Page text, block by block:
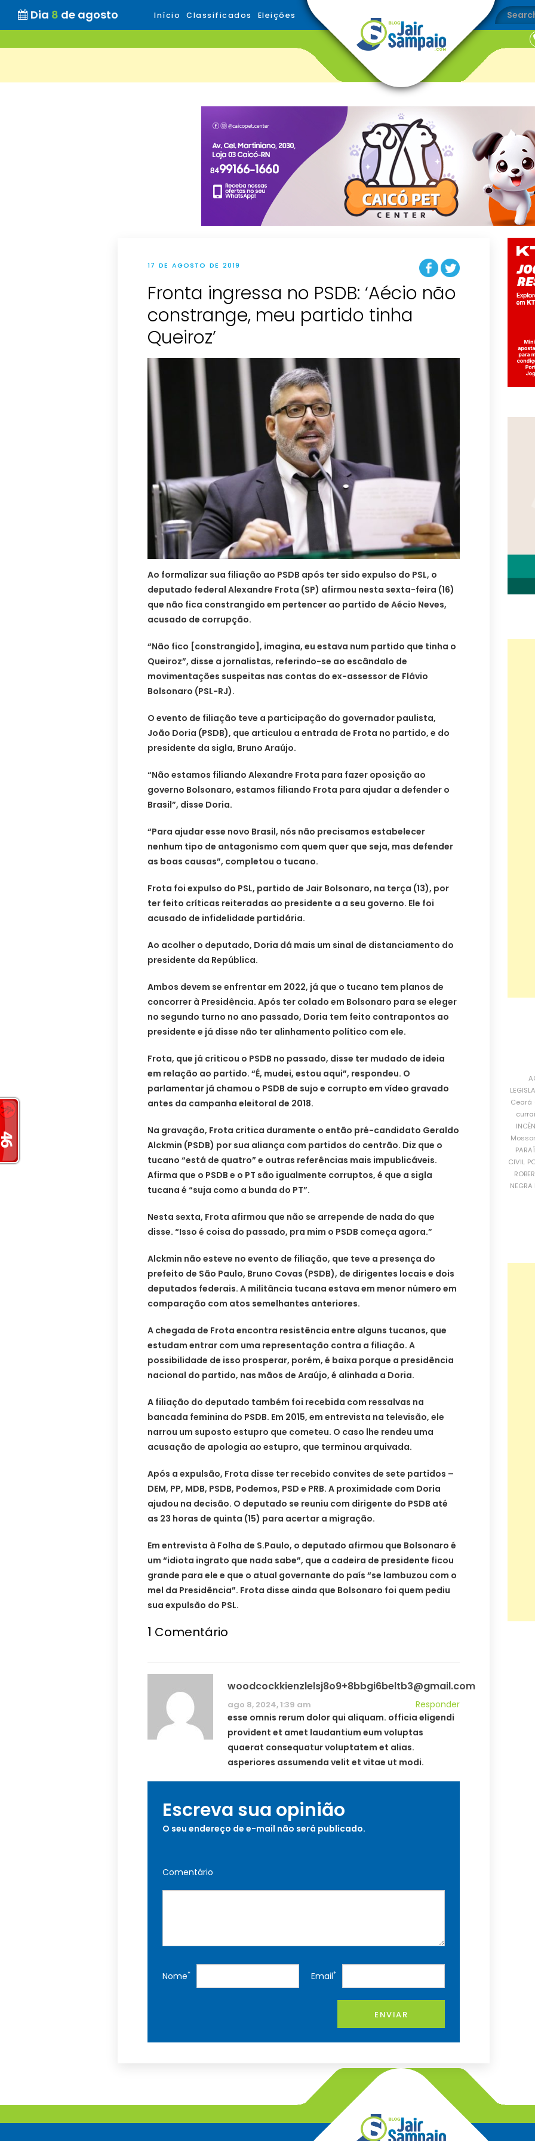
Dia 8 de agosto Início Classificados Eleições
17 DE AGOSTO DE 2019
Fronta ingressa no PSDB: ‘Aécio não
constrange, meu partido tinha
Queiroz’
Ao formalizar sua filiação ao PSDB após ter sido expulso do PSL, o
deputado federal Alexandre Frota (SP) afirmou nesta sexta-feira (16)
que não fica constrangido em pertencer ao partido de Aécio Neves,
acusado de corrupção.
“Não fico [constrangido], imagina, eu estava num partido que tinha o
Queiroz”, disse a jornalistas, referindo-se ao escândalo de
movimentações suspeitas nas contas do ex-assessor de Flávio
Bolsonaro (PSL-RJ).
O evento de filiação teve a participação do governador paulista,
João Doria (PSDB), que articulou a entrada de Frota no partido, e do
presidente da sigla, Bruno Araújo.
“Não estamos filiando Alexandre Frota para fazer oposição ao
governo Bolsonaro, estamos filiando Frota para ajudar a defender o
Brasil”, disse Doria.
“Para ajudar esse novo Brasil, nós não precisamos estabelecer
nenhum tipo de antagonismo com quem quer que seja, mas defender
as boas causas”, completou o tucano.
Frota foi expulso do PSL, partido de Jair Bolsonaro, na terça (13), por
ter feito críticas reiteradas ao presidente a a seu governo. Ele foi
acusado de infidelidade partidária.
Ao acolher o deputado, Doria dá mais um sinal de distanciamento do
presidente da República.
Ambos devem se enfrentar em 2022, já que o tucano tem planos de
concorrer à Presidência. Após ter colado em Bolsonaro para se eleger
no segundo turno no ano passado, Doria tem feito contrapontos ao
presidente e já disse não ter alinhamento político com ele.
Frota, que já criticou o PSDB no passado, disse ter mudado de ideia
em relação ao partido. “É, mudei, estou aqui”, respondeu. O
parlamentar já chamou o PSDB de sujo e corrupto em vídeo gravado
antes da campanha eleitoral de 2018.
Na gravação, Frota critica duramente o então pré-candidato Geraldo
Alckmin (PSDB) por sua aliança com partidos do centrão. Diz que o
tucano “está de quatro” e outras referências mais impublicáveis.
Afirma que o PSDB e o PT são igualmente corruptos, é que a sigla
tucana é “suja como a bunda do PT”.
Nesta sexta, Frota afirmou que não se arrepende de nada do que
disse. “Isso é coisa do passado, pra mim o PSDB começa agora.”
Alckmin não esteve no evento de filiação, que teve a presença do
prefeito de São Paulo, Bruno Covas (PSDB), de dirigentes locais e dois
deputados federais. A militância tucana estava em menor número em
comparação com atos semelhantes anteriores.
A chegada de Frota encontra resistência entre alguns tucanos, que
estudam entrar com uma representação contra a filiação. A
possibilidade de isso prosperar, porém, é baixa porque a presidência
nacional do partido, nas mãos de Araújo, é alinhada a Doria.
A filiação do deputado também foi recebida com ressalvas na
bancada feminina do PSDB. Em 2015, em entrevista na televisão, ele
narrou um suposto estupro que cometeu. O caso lhe rendeu uma
acusação de apologia ao estupro, que terminou arquivada.
Após a expulsão, Frota disse ter recebido convites de sete partidos –
DEM, PP, MDB, PSDB, Podemos, PSD e PRB. A proximidade com Doria
ajudou na decisão. O deputado se reuniu com dirigente do PSDB até
as 23 horas de quinta (15) para acertar a migração.
Em entrevista à Folha de S.Paulo, o deputado afirmou que Bolsonaro é
um “idiota ingrato que nada sabe”, que a cadeira de presidente ficou
grande para ele e que o atual governante do país “se lambuzou com o
mel da Presidência”. Frota disse ainda que Bolsonaro foi quem pediu
sua expulsão do PSL.
1 Comentário
woodcockkienzlelsj8o9+8bbgi6beltb3@gmail.com
ago 8, 2024, 1:39 am
Responder
esse omnis rerum dolor qui aliquam. officia eligendi
provident et amet laudantium eum voluptas
quaerat consequatur voluptatem et alias.
asperiores assumenda velit et vitae ut modi.
Escreva sua opinião
O seu endereço de e-mail não será publicado.
Comentário
Nome* Email*
ENVIAR
Ceará
CIVIL
NEGRA